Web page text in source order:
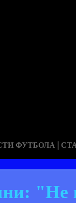
ФУТБОЛА |
"Не